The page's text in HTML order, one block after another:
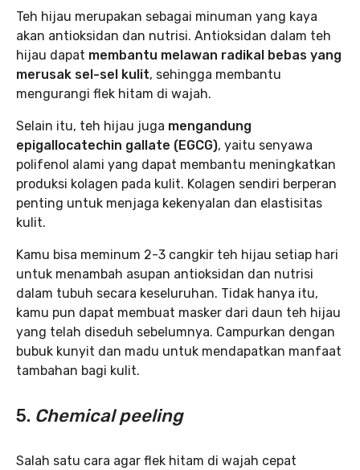
Teh hijau merupakan sebagai minuman yang kaya
akan antioksidan dan nutrisi. Antioksidan dalam teh
hijau dapat membantu melawan radikal bebas yang
merusak sel-sel kulit, sehingga membantu
mengurangi flek hitam di wajah.
Selain itu, teh hijau juga mengandung
epigallocatechin gallate (EGCG), yaitu senyawa
polifenol alami yang dapat membantu meningkatkan
produksi kolagen pada kulit. Kolagen sendiri berperan
penting untuk menjaga kekenyalan dan elastisitas
kulit.
Kamu bisa meminum 2-3 cangkir teh hijau setiap hari
untuk menambah asupan antioksidan dan nutrisi
dalam tubuh secara keseluruhan. Tidak hanya itu,
kamu pun dapat membuat masker dari daun teh hijau
yang telah diseduh sebelumnya. Campurkan dengan
bubuk kunyit dan madu untuk mendapatkan manfaat
tambahan bagi kulit.
5. Chemical peeling
Salah satu cara agar flek hitam di wajah cepat